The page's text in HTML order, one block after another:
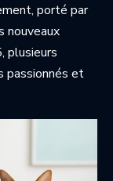
porté par
nouveaux
plusieurs
passionnés et